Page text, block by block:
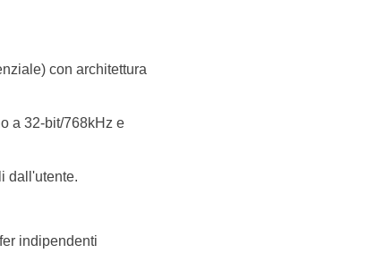
con architettura
a 32-bit/768kHz e
dall'utente.
indipendenti